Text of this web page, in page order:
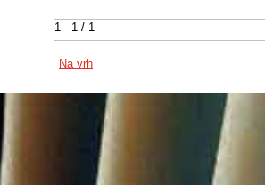
1 - 1 / 1
Na vrh